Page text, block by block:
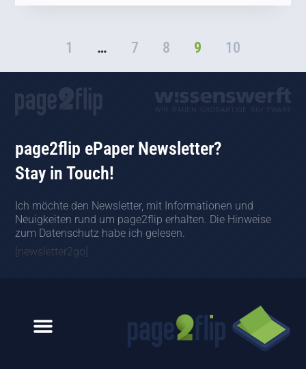
1 … 7 8 9 10
page2flip ePaper Newsletter?
Stay in Touch!
Ich möchte den Newsletter, mit Informationen und
Neuigkeiten rund um page2flip erhalten. Die Hinweise
zum Datenschutz habe ich gelesen.
[newsletter2go]